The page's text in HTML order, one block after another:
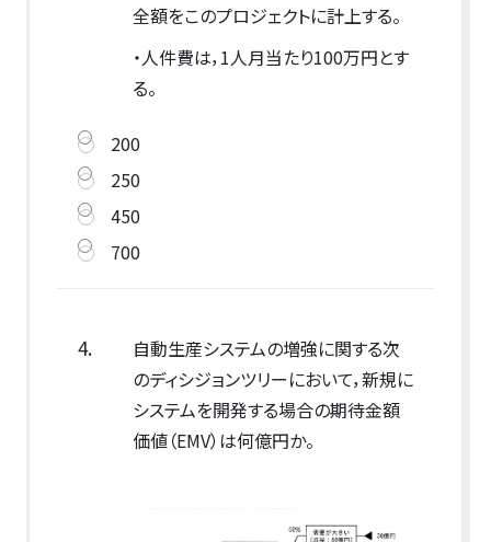
全額をこのプロジェクトに計上する。
・人件費は，1人月当たり100万円とす
る。
200
250
450
700
4.
自動生産システムの増強に関する次
のディシジョンツリーにおいて，新規に
システムを開発する場合の期待金額
価値（EMV）は何億円か。